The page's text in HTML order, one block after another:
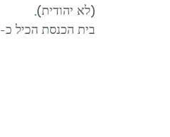
(לא יהודית).
בית הכנסת הכיל כ- 40 מקומות ישיבה ונחנך ב- 26 בספטמבר 1894 ע״י מקהלת ״נבל דוד״ מאמסטרדם.